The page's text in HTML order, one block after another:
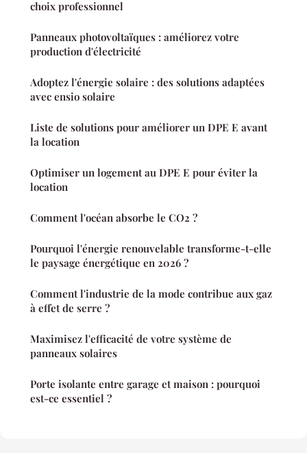
choix professionnel
Panneaux photovoltaïques : améliorez votre
production d'électricité
Adoptez l'énergie solaire : des solutions adaptées
avec ensio solaire
Liste de solutions pour améliorer un DPE E avant
la location
Optimiser un logement au DPE E pour éviter la
location
Comment l'océan absorbe le CO2 ?
Pourquoi l'énergie renouvelable transforme-t-elle
le paysage énergétique en 2026 ?
Comment l'industrie de la mode contribue aux gaz
à effet de serre ?
Maximisez l'efficacité de votre système de
panneaux solaires
Porte isolante entre garage et maison : pourquoi
est-ce essentiel ?